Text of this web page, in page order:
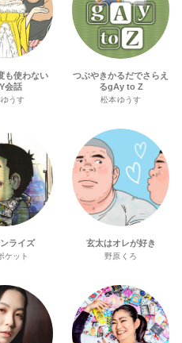
も使わない
会話
うす
つぶやきかるだでさらえ
るgAy to Z
松本ゆうす
ライズ
ケット
玄太はオレが好き
野原くろ